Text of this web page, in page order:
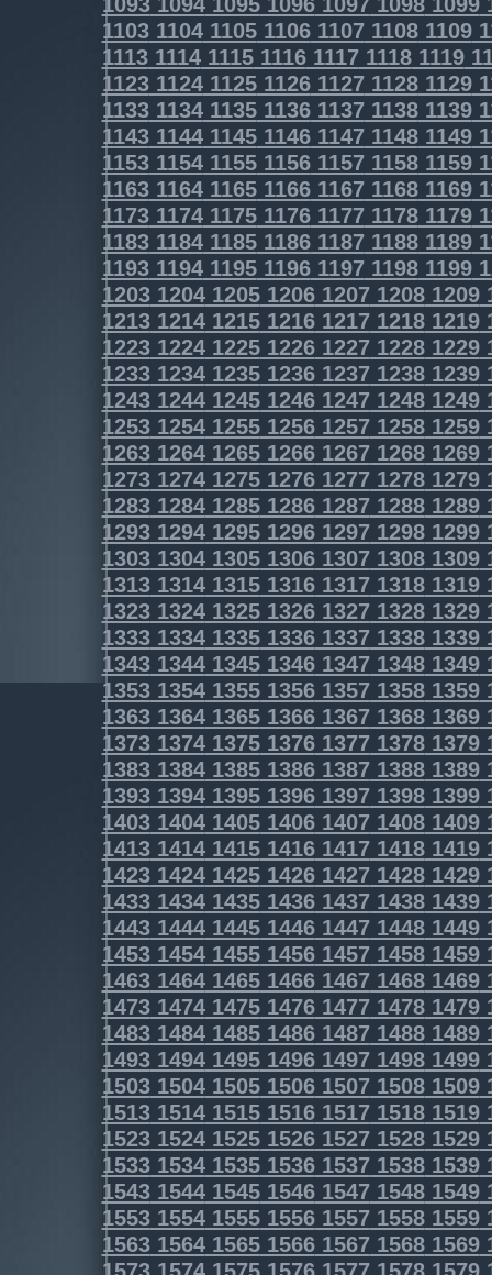
1103110411051106110711081109
1113111411151116111711181119
1123112411251126112711281129
1133113411351136113711381139
1143114411451146114711481149
1153115411551156115711581159
1163116411651166116711681169
1173117411751176117711781179
1183118411851186118711881189
1193119411951196119711981199
1203120412051206120712081209
1213121412151216121712181219
1223122412251226122712281229
1233123412351236123712381239
1243124412451246124712481249
1253125412551256125712581259
1263126412651266126712681269
1273127412751276127712781279
1283128412851286128712881289
1293129412951296129712981299
1303130413051306130713081309
1313131413151316131713181319
1323132413251326132713281329
1333133413351336133713381339
1343134413451346134713481349
1353135413551356135713581359
1363136413651366136713681369
1373137413751376137713781379
1383138413851386138713881389
1393139413951396139713981399
1403140414051406140714081409
1413141414151416141714181419
1423142414251426142714281429
1433143414351436143714381439
1443144414451446144714481449
1453145414551456145714581459
1463146414651466146714681469
1473147414751476147714781479
1483148414851486148714881489
1493149414951496149714981499
1503150415051506150715081509
1513151415151516151715181519
1523152415251526152715281529
1533153415351536153715381539
1543154415451546154715481549
1553155415551556155715581559
1563156415651566156715681569